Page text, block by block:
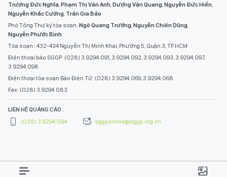
Trương Đức Nghĩa Phạm Thị Vân Anh Dương Văn Quang Nguyễn Đức Hiển
Nguyễn Khắc Cường Trần Gia Bảo
Phó Tổng Thư ký tòa soạn: Ngô Quang Trưởng Nguyễn Chiến Dũng
Nguyễn Phước Bình
Tòa soạn : 432-434 Nguyễn Thị Minh Khai, Phường 5, Quận 3, TP.HCM
Điện thoại báo SGGP: (028) 3.9294.091, 3.9294.092, 3.9294.093, 3.9294.097,
3.9294.098
Điện thoại tòa soạn Báo Điện Tử: (028) 3.9294.069, 3.9294.068
Fax: (028) 3.9294.083
LIÊN HỆ QUẢNG CÁO :
(028) 3.9294.094
sggponline@sggp.org.vn